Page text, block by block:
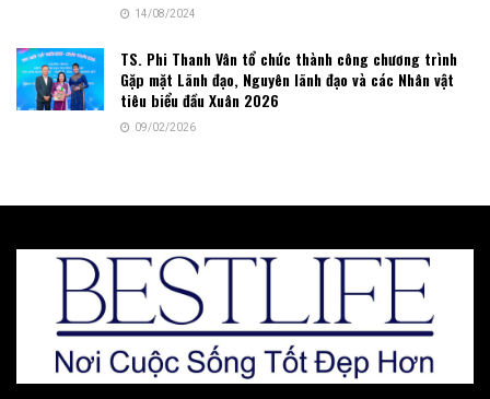
14/08/2024
TS. Phi Thanh Vân tổ chức thành công chương trình
Gặp mặt Lãnh đạo, Nguyên lãnh đạo và các Nhân vật
tiêu biểu đầu Xuân 2026
09/02/2026